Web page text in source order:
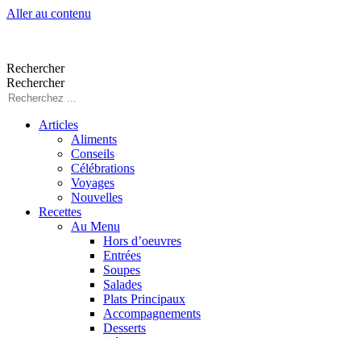
Aller au contenu
Rechercher
Rechercher
Articles
Aliments
Conseils
Célébrations
Voyages
Nouvelles
Recettes
Au Menu
Hors d’oeuvres
Entrées
Soupes
Salades
Plats Principaux
Accompagnements
Desserts